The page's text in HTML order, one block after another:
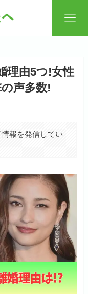
理由5つ!女性
声多数!
報を発信してい